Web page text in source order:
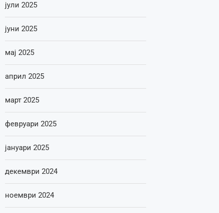
јули 2025
јуни 2025
мај 2025
април 2025
март 2025
февруари 2025
јануари 2025
декември 2024
ноември 2024